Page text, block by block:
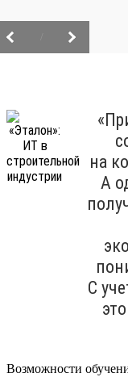
на
А
С
Возможности